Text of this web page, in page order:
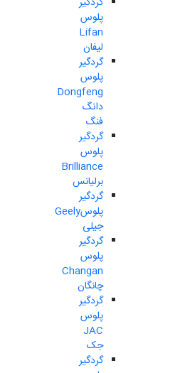
پلوس
Lifan
لیفان
گردگیر
پلوس
Dongfeng
دانگ
فنگ
گردگیر
پلوس
Brilliance
برلیانس
گردگیر
پلوسGeely
جیلی
گردگیر
پلوس
Changan
چانگان
گردگیر
پلوس
JAC
جک
گردگیر